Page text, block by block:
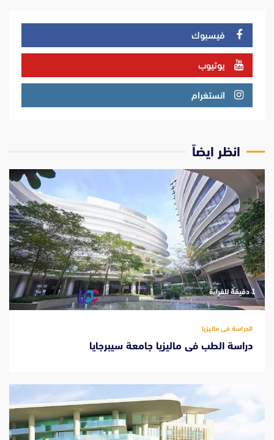
فيسبوك
يوتيوب
انستغرام
انظر ايضاً
‫1 دقيقة للقراءة
الدراسة فى ماليزيا
دراسة الطب فى ماليزيا جامعة سيبرجايا